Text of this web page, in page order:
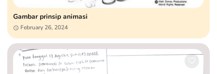
Gambar prinsip animasi
February 26, 2024